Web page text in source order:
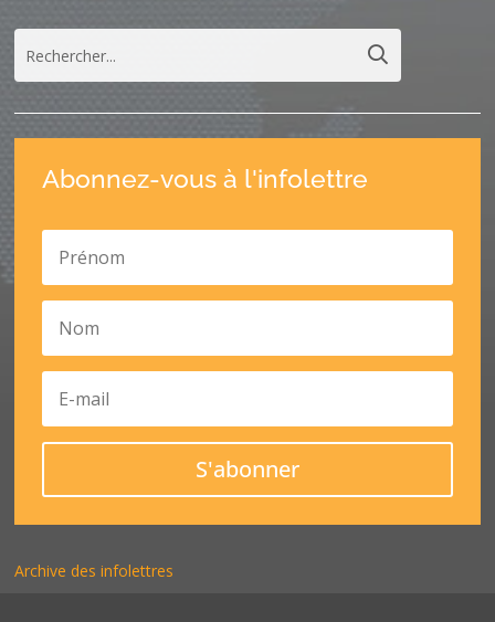
Abonnez-vous à l'infolettre
S'abonner
Archive des infolettres